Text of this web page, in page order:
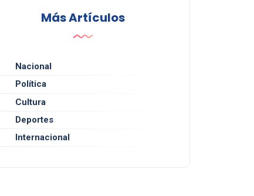
Más Artículos
Nacional
Política
Cultura
Deportes
Internacional